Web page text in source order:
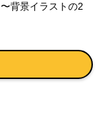
背景イラストの2